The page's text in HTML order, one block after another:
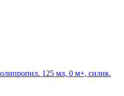
125 мл, 0 м+, силик.